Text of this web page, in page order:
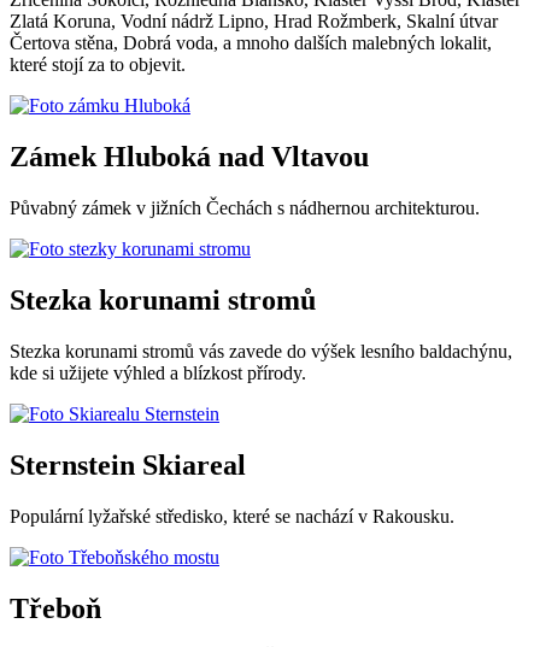
Zlatá Koruna, Vodní nádrž Lipno, Hrad Rožmberk, Skalní útvar
Čertova stěna, Dobrá voda, a mnoho dalších malebných lokalit,
které stojí za to objevit.
Zámek Hluboká nad Vltavou
Půvabný zámek v jižních Čechách s nádhernou architekturou.
Stezka korunami stromů
Stezka korunami stromů vás zavede do výšek lesního baldachýnu,
kde si užijete výhled a blízkost přírody.
Sternstein Skiareal
Populární lyžařské středisko, které se nachází v Rakousku.
Třeboň